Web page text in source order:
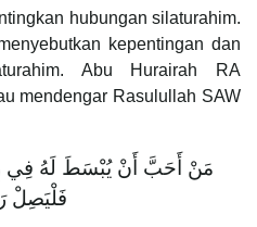
hubungan silaturahim.
kepentingan dan
Abu Hurairah RA
mendengar Rasulullah SAW
مَنْ أَحَبَّ أَنْ يُبْسَطَ لَهُ فِي
‌فَلْيَصِلْ